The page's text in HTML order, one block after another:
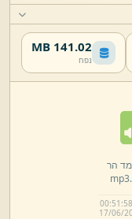
141.02 MB
נפח
הר
mp3
17/06/